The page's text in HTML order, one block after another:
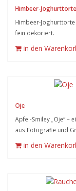
Himbeer-Joghurttorte
Himbeer-
fein dekoriert.
in den
Oje
Apfel-Smiley „Oje“ –
aus Fotografie und
in den